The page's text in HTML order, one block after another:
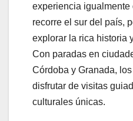
experiencia igualmente
recorre el sur del país,
explorar la rica historia
Con paradas en
Córdoba y Granada,
disfrutar de visitas
culturales únicas.